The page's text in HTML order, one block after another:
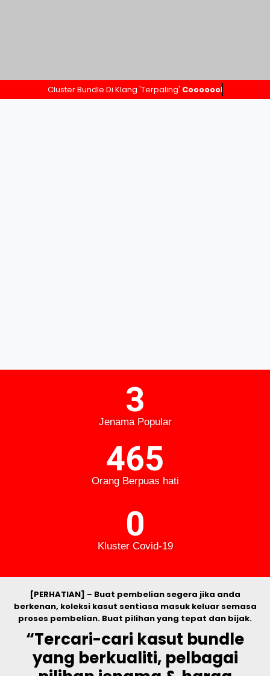
Cluster Bundle Di Klang 'Terpaling' Cooooool
Jenama Popular​
3
Orang Berpuas hati​
465
Kluster Covid-19
0
[PERHATIAN] – Buat pembelian segera jika anda
berkenan, koleksi kasut sentiasa masuk keluar semasa
proses pembelian. Buat pilihan yang tepat dan bijak.
“Tercari-cari kasut bundle
yang berkualiti, pelbagai